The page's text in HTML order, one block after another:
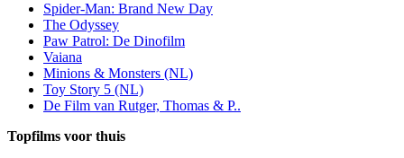
Spider-Man: Brand New Day
The Odyssey
Paw Patrol: De Dinofilm
Vaiana
Minions & Monsters (NL)
Toy Story 5 (NL)
De Film van Rutger, Thomas & P..
Topfilms voor thuis